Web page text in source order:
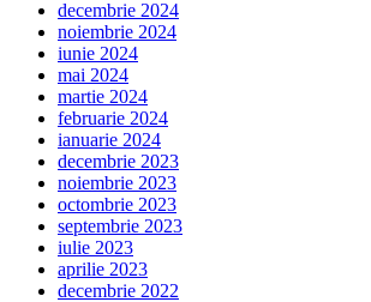
decembrie 2024
noiembrie 2024
iunie 2024
mai 2024
martie 2024
februarie 2024
ianuarie 2024
decembrie 2023
noiembrie 2023
octombrie 2023
septembrie 2023
iulie 2023
aprilie 2023
decembrie 2022